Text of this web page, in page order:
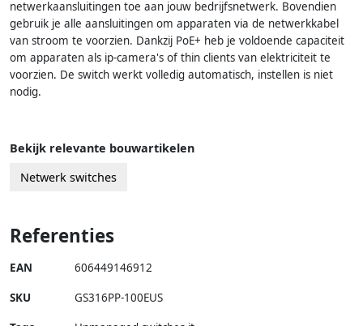
netwerkaansluitingen toe aan jouw bedrijfsnetwerk. Bovendien
gebruik je alle aansluitingen om apparaten via de netwerkkabel
van stroom te voorzien. Dankzij PoE+ heb je voldoende capaciteit
om apparaten als ip-camera's of thin clients van elektriciteit te
voorzien. De switch werkt volledig automatisch, instellen is niet
nodig.
Bekijk relevante bouwartikelen
Netwerk switches
Referenties
EAN 606449146912
SKU GS316PP-100EUS